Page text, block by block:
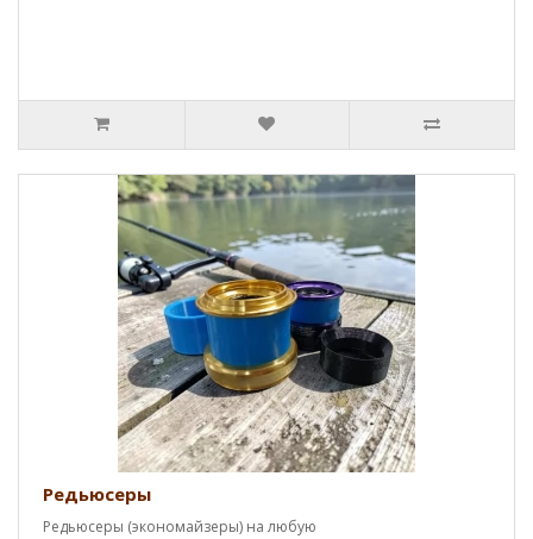
Редьюсеры
Редьюсеры (экономайзеры) на любую